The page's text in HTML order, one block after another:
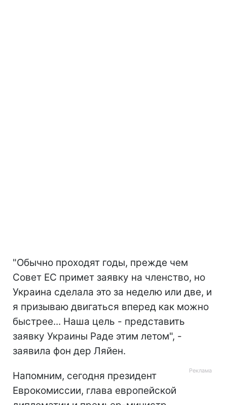
"Обычно проходят годы, прежде чем
Совет ЕС примет заявку на членство, но
Украина сделала это за неделю или две, и
я призываю двигаться вперед как можно
быстрее... Наша цель - представить
заявку Украины Раде этим летом", -
заявила фон дер Ляйен.
Напомним, сегодня президент
Еврокомиссии, глава европейской